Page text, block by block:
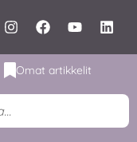
Omat artikkelit